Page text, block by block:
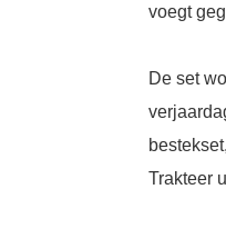
voegt
De set
Trakteer